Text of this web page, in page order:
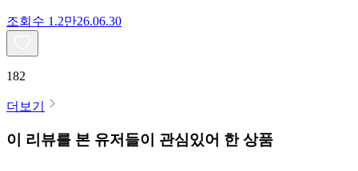
조회수 1.2만26.06.30
182
더보기
이 리뷰를 본 유저들이 관심있어 한 상품